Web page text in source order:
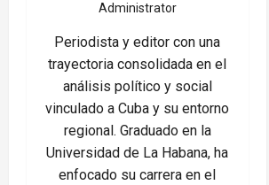
Administrator
Periodista y editor con una
trayectoria consolidada en el
análisis político y social
vinculado a Cuba y su entorno
regional. Graduado en la
Universidad de La Habana, ha
enfocado su carrera en el